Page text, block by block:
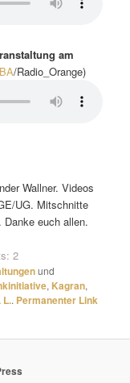
am
/Radio_Orange)
Wallner. Videos
UG. Mitschnitte
Danke euch allen.
2
und
, Kagran,
L.. Permanenter Link